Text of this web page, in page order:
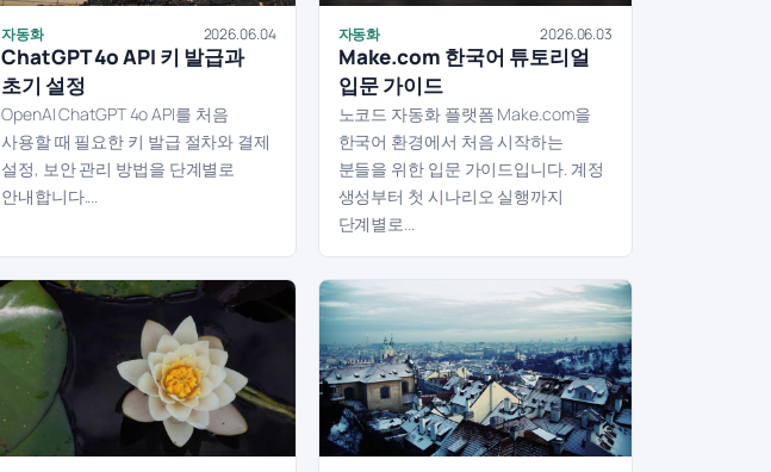
자동화 2026.06.04
ChatGPT 4o API 키 발급과
초기 설정
OpenAI ChatGPT 4o API를 처음
사용할 때 필요한 키 발급 절차와 결제
설정, 보안 관리 방법을 단계별로
안내합니다....
자동화 2026.06.03
Make.com 한국어 튜토리얼
입문 가이드
노코드 자동화 플랫폼 Make.com을
한국어 환경에서 처음 시작하는
분들을 위한 입문 가이드입니다. 계정
생성부터 첫 시나리오 실행까지
단계별로...